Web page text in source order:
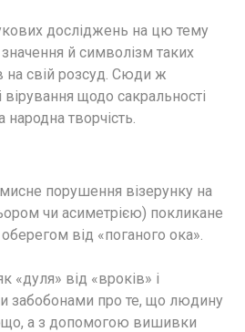
досліджень на цю тему
й символізм таких
на свій розсуд. Сюди ж
щодо сакральності
творчість.
порушення візерунку на
чи асиметрією) покликане
від «поганого ока».
«дуля» від «вроків» і
забобонами про те, що людину
а з допомогою вишивки